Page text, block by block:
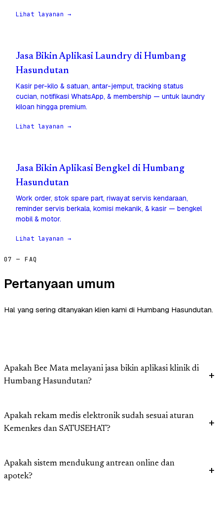
Lihat layanan →
Jasa Bikin Aplikasi Laundry di Humbang
Hasundutan
Kasir per-kilo & satuan, antar-jemput, tracking status
cucian, notifikasi WhatsApp, & membership — untuk laundry
kiloan hingga premium.
Lihat layanan →
Jasa Bikin Aplikasi Bengkel di Humbang
Hasundutan
Work order, stok spare part, riwayat servis kendaraan,
reminder servis berkala, komisi mekanik, & kasir — bengkel
mobil & motor.
Lihat layanan →
07 — FAQ
Pertanyaan umum
Hal yang sering ditanyakan klien kami di Humbang Hasundutan.
Apakah Bee Mata melayani jasa bikin aplikasi klinik di
Humbang Hasundutan?
Apakah rekam medis elektronik sudah sesuai aturan
Kemenkes dan SATUSEHAT?
Apakah sistem mendukung antrean online dan
apotek?